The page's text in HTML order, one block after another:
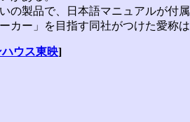
製品で、日本語マニュアルが付属
ー」を目指す同社がつけた愛称は
ウス東映]